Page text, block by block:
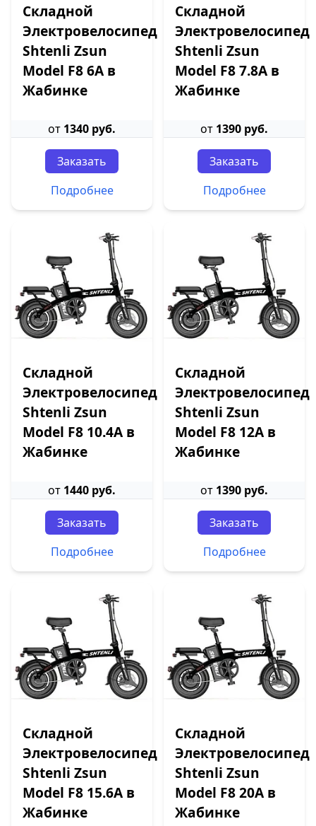
Складной
Электровелосипед
Shtenli Zsun
Model F8 6А в
Жабинке
от 1340 руб.
Заказать
Подробнее
Складной
Электровелосипед
Shtenli Zsun
Model F8 7.8A в
Жабинке
от 1390 руб.
Заказать
Подробнее
Складной
Электровелосипед
Shtenli Zsun
Model F8 10.4A в
Жабинке
от 1440 руб.
Заказать
Подробнее
Складной
Электровелосипед
Shtenli Zsun
Model F8 12А в
Жабинке
от 1390 руб.
Заказать
Подробнее
Складной
Электровелосипед
Shtenli Zsun
Model F8 15.6А в
Жабинке
Складной
Электровелосипед
Shtenli Zsun
Model F8 20А в
Жабинке